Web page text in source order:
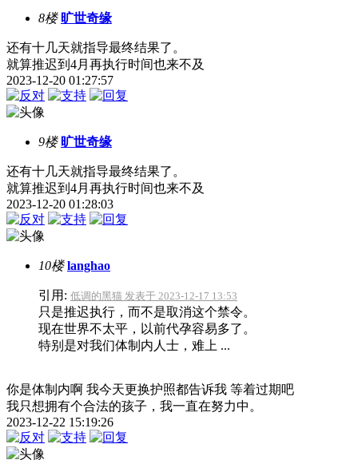
8楼 旷世奇缘
还有十几天就指导最终结果了。
就算推迟到4月再执行时间也来不及
2023-12-20 01:27:57
9楼 旷世奇缘
还有十几天就指导最终结果了。
就算推迟到4月再执行时间也来不及
2023-12-20 01:28:03
10楼 langhao
引用: 低调的黑猫 发表于 2023-12-17 13:53
只是推迟执行，而不是取消这个禁令。
现在世界不太平，以前代孕容易多了。
特别是对我们体制内人士，难上 ...
你是体制内啊 我今天更换护照都告诉我 等着过期吧
我只想拥有个合法的孩子，我一直在努力中。
2023-12-22 15:19:26